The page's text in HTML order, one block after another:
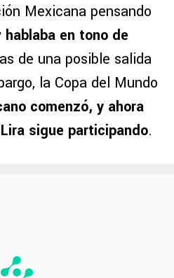
Mexicana pensando
hablaba en tono de
de una posible salida
la Copa del Mundo
comenzó, y ahora
sigue participando.